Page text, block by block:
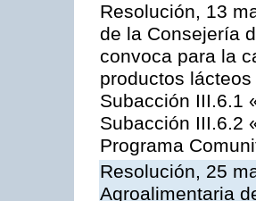
Resolución, 13
de la Consejería
convoca para la
productos
Subacción III.6.1
Subacción III.6.2
Programa
Resolución, 25
Agroalimentaria